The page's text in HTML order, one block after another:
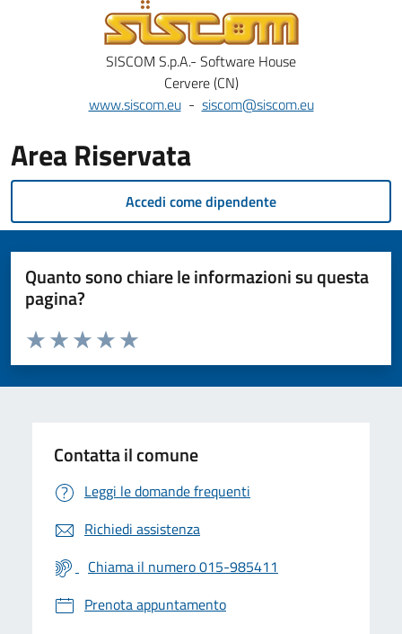
SISCOM S.p.A.- Software House
Cervere (CN)
www.siscom.eu- siscom@siscom.eu
Area Riservata
Accedi come dipendente
Quanto sono chiare le informazioni su questa
pagina?
Valuta da 1 a 5 stelle la pagina
Valuta 5 stelle su 5
Valuta 4 stelle su 5
Valuta 3 stelle su 5
Valuta 2 stelle su 5
Valuta 1 stelle su 5
Contatta il comune
Leggi le domande frequenti
Richiedi assistenza
Chiama il numero 015-985411
Prenota appuntamento